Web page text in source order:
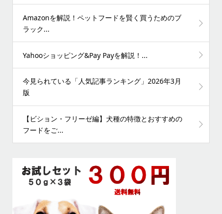
Amazonを解説！ペットフードを賢く買うためのブ
ラック...
Yahooショッピング&Pay Payを解説！...
今見られている「人気記事ランキング」2026年3月
版
【ビション・フリーゼ編】犬種の特徴とおすすめの
フードをご...